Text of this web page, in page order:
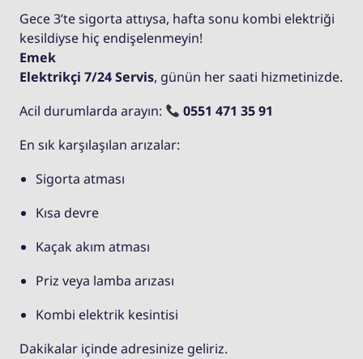
Gece 3’te sigorta attıysa, hafta sonu kombi elektriği
kesildiyse hiç endişelenmeyin!
Emek
Elektrikçi 7/24 Servis, günün her saati hizmetinizde.
Acil durumlarda arayın:
0551 471 35 91
En sık karşılaşılan arızalar:
Sigorta atması
Kısa devre
Kaçak akım atması
Priz veya lamba arızası
Kombi elektrik kesintisi
Dakikalar içinde adresinize geliriz.